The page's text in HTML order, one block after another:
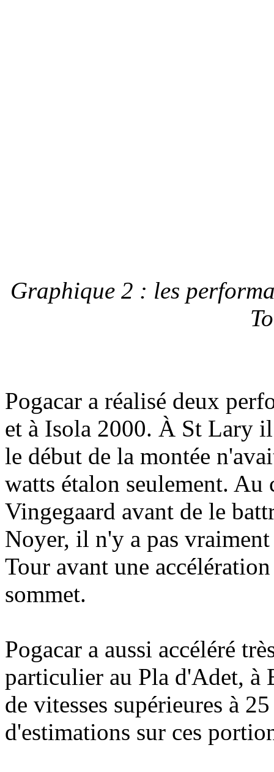
Graphique 2 : les
Pogacar a réalisé deux
et à Isola 2000. À St Lary
le début de la montée
watts étalon seulement.
Vingegaard avant de le
Noyer, il n'y a pas
Tour avant une
sommet.
Pogacar a aussi accéléré
particulier au Pla d'Adet, à
de vitesses supérieures à
d'estimations sur ces